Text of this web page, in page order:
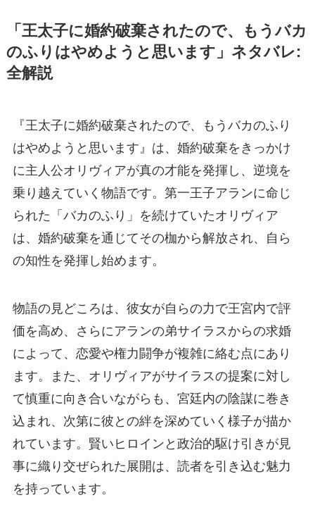
「王太子に婚約破棄されたので、もうバカ
のふりはやめようと思います」ネタバレ:
全解説
『王太子に婚約破棄されたので、もうバカのふり
はやめようと思います』は、婚約破棄をきっかけ
に主人公オリヴィアが真の才能を発揮し、逆境を
乗り越えていく物語です。第一王子アランに命じ
られた「バカのふり」を続けていたオリヴィア
は、婚約破棄を通じてその枷から解放され、自ら
の知性を発揮し始めます。
物語の見どころは、彼女が自らの力で王宮内で評
価を高め、さらにアランの弟サイラスからの求婚
によって、恋愛や権力闘争が複雑に絡む点にあり
ます。また、オリヴィアがサイラスの提案に対し
て慎重に向き合いながらも、宮廷内の陰謀に巻き
込まれ、次第に彼との絆を深めていく様子が描か
れています。賢いヒロインと政治的駆け引きが見
事に織り交ぜられた展開は、読者を引き込む魅力
を持っています。